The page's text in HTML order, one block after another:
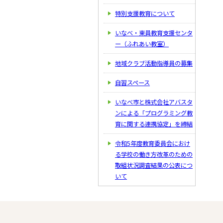
特別支援教育について
いなべ・東員教育支援センタ
ー（ふれあい教室）
地域クラブ活動指導員の募集
自習スペース
いなべ市と株式会社アバスタ
ンによる「プログラミング教
育に関する連携協定」を締結
令和5年度教育委員会におけ
る学校の働き方改革のための
取組状況調査結果の公表につ
いて